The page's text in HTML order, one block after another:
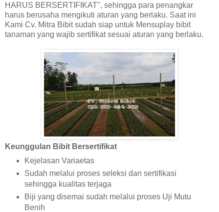
HARUS BERSERTIFIKAT", sehingga para penangkar
harus berusaha mengikuti aturan yang berlaku. Saat ini
Kami Cv. Mitra Bibit sudah siap untuk Mensuplay bibit
tanaman yang wajib sertifikat sesuai aturan yang berlaku.
Keunggulan Bibit Bersertifikat
Kejelasan Variaetas
Sudah melalui proses seleksi dan sertifikasi
sehingga kualitas terjaga
Biji yang disemai sudah melalui proses Uji Mutu
Benih